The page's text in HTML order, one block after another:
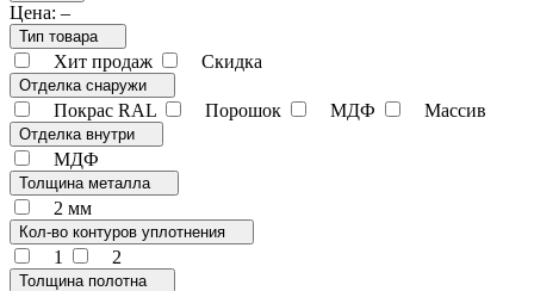
Цена: –
Тип товара
Хит продаж Скидка
Отделка снаружи
Покрас RAL Порошок МДФ Массив
Отделка внутри
МДФ
Толщина металла
2 мм
Кол-во контуров уплотнения
1 2
Толщина полотна